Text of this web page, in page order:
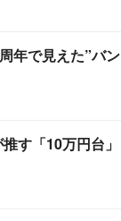
年で見えた”バン
す「10万円台」